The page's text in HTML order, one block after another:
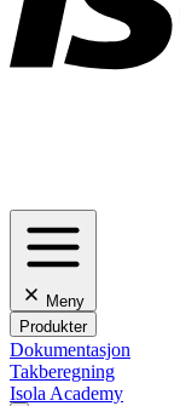
Meny
Produkter
Dokumentasjon
Takberegning
Isola Academy